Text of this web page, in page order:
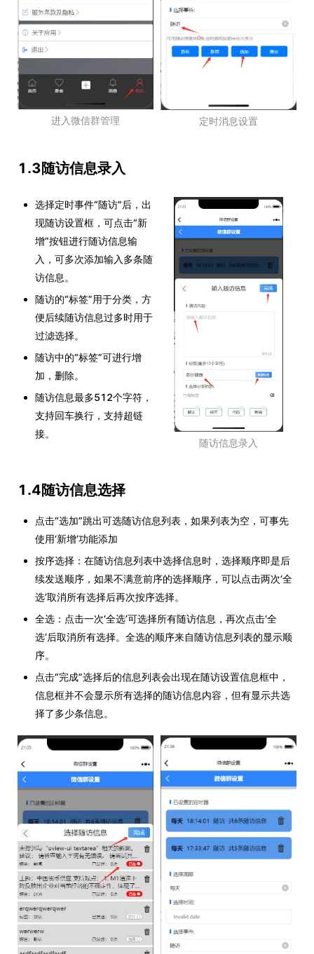
进入微信群管理 定时消息设置
1.3随访信息录入
选择定时事件“随访”后，出
现随访设置框，可点击“新
增”按钮进行随访信息输
入，可多次添加输入多条随
访信息。
随访的“标签”用于分类，方
便后续随访信息过多时用于
过滤选择。
随访中的“标签”可进行增
加，删除。
随访信息最多512个字符，
支持回车换行，支持超链
接。
随访信息录入
1.4随访信息选择
点击“选加”跳出可选随访信息列表，如果列表为空，可事先
使用‘新增’功能添加
按序选择：在随访信息列表中选择信息时，选择顺序即是后
续发送顺序，如果不满意前序的选择顺序，可以点击两次‘全
选’取消所有选择后再次按序选择。
全选：点击一次‘全选’可选择所有随访信息，再次点击‘全
选’后取消所有选择。全选的顺序来自随访信息列表的显示顺
序。
点击“完成”选择后的信息列表会出现在随访设置信息框中，
信息框并不会显示所有选择的随访信息内容，但有显示共选
择了多少条信息。